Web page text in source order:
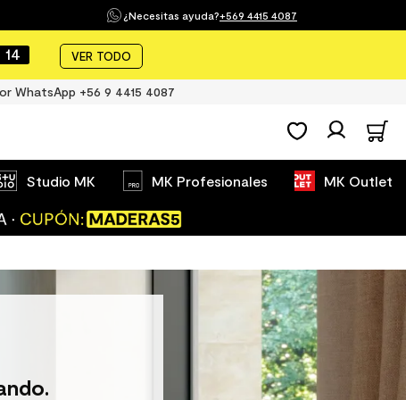
¿Necesitas ayuda?+569 4415 4087
13 VER TODO
WhatsApp +56 9 4415 4087
Studio MK MK Profesionales MK Outlet